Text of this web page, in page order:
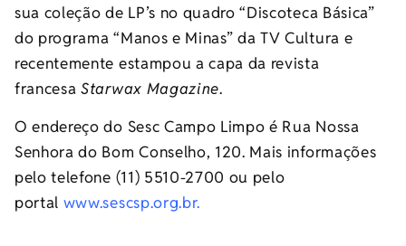
sua coleção de LP’s no quadro “Discoteca Básica”
do programa “Manos e Minas” da TV Cultura e
recentemente estampou a capa da revista
francesaStarwax Magazine.
O endereço do Sesc Campo Limpo é Rua Nossa
Senhora do Bom Conselho, 120. Mais informações
pelo telefone (11) 5510-2700 ou pelo
portal www.sescsp.org.br.